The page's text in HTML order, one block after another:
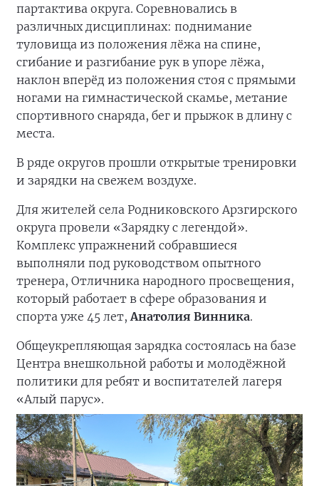
партактива округа. Соревновались в
различных дисциплинах: поднимание
туловища из положения лёжа на спине,
сгибание и разгибание рук в упоре лёжа,
наклон вперёд из положения стоя с прямыми
ногами на гимнастической скамье, метание
спортивного снаряда, бег и прыжок в длину с
места.
В ряде округов прошли открытые тренировки
и зарядки на свежем воздухе.
Для жителей села Родниковского Арзгирского
округа провели «Зарядку с легендой».
Комплекс упражнений собравшиеся
выполняли под руководством опытного
тренера, Отличника народного просвещения,
который работает в сфере образования и
спорта уже 45 лет, Анатолия Винника.
Общеукрепляющая зарядка состоялась на базе
Центра внешкольной работы и молодёжной
политики для ребят и воспитателей лагеря
«Алый парус».